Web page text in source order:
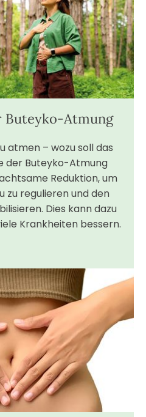
Buteyko-Atmung
atmen – wozu soll das
der Buteyko-Atmung
Reduktion, um
zu regulieren und den
Dies kann dazu
Krankheiten bessern.